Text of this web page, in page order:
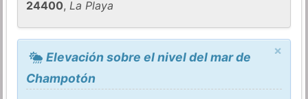
24400,La Playa
×
Elevación sobre el nivel del mar de
Champotón